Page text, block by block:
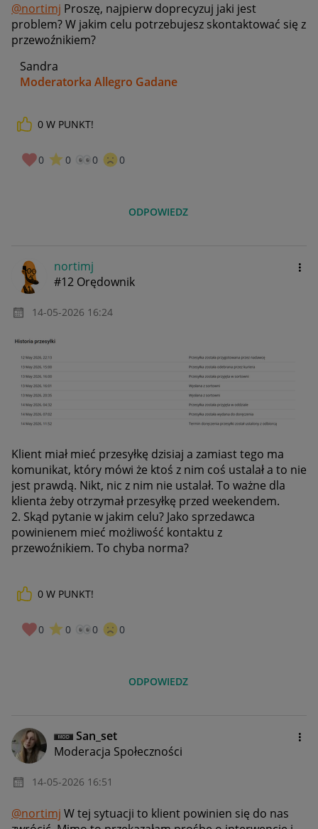
@nortimj Proszę, najpierw doprecyzuj jaki jest
problem? W jakim celu potrzebujesz skontaktować się z
przewoźnikiem?
Sandra
Moderatorka Allegro Gadane
0 W PUNKT!
0 0 0 0
ODPOWIEDZ
nortimj
#12 Orędownik
‎14-05-2026 16:24
Klient miał mieć przesyłkę dzisiaj a zamiast tego ma
komunikat, który mówi że ktoś z nim coś ustalał a to nie
jest prawdą. Nikt, nic z nim nie ustalał. To ważne dla
klienta żeby otrzymał przesyłkę przed weekendem.
2. Skąd pytanie w jakim celu? Jako sprzedawca
powinienem mieć możliwość kontaktu z
przewoźnikiem. To chyba norma?
0 W PUNKT!
0 0 0 0
ODPOWIEDZ
San_set
Moderacja Społeczności
‎14-05-2026 16:51
@nortimj W tej sytuacji to klient powinien się do nas